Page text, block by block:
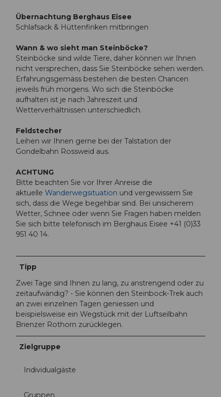
Übernachtung Berghaus Eisee
Schlafsack & Hüttenfinken mitbringen
Wann & wo sieht man Steinböcke?
Steinböcke sind wilde Tiere, daher können wir Ihnen
nicht versprechen, dass Sie Steinböcke sehen werden.
Erfahrungsgemäss bestehen die besten Chancen
jeweils früh morgens. Wo sich die Steinböcke
aufhalten ist je nach Jahreszeit und
Wetterverhältnissen unterschiedlich.
Feldstecher
Leihen wir Ihnen gerne bei der Talstation der
Gondelbahn Rossweid aus.
ACHTUNG
Bitte beachten Sie vor Ihrer Anreise die
aktuelle Wanderwegsituation und vergewissern Sie
sich, dass die Wege begehbar sind. Bei unsicherem
Wetter, Schnee oder wenn Sie Fragen haben melden
Sie sich bitte telefonisch im Berghaus Eisee +41 (0)33
951 40 14.
Tipp
Zwei Tage sind Ihnen zu lang, zu anstrengend oder zu
zeitaufwändig? - Sie können den Steinbock-Trek auch
an zwei einzelnen Tagen geniessen und
beispielsweise ein Wegstück mit der Luftseilbahn
Brienzer Rothorn zurücklegen.
Zielgruppe
Individualgäste
Gruppen